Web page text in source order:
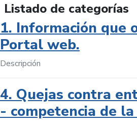
Listado de categorías
1. Información que
Portal web.
Descripción
4. Quejas contra
- competencia de la